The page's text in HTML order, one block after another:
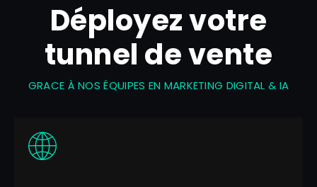
Déployez votre
tunnel de vente
GRACE À NOS ÉQUIPES EN MARKETING DIGITAL & IA